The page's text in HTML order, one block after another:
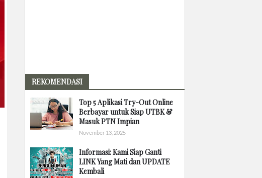
REKOMENDASI
Top 5 Aplikasi Try-Out Online
Berbayar untuk Siap UTBK &
Masuk PTN Impian
November 13, 2025
Informasi: Kami Siap Ganti
LINK Yang Mati dan UPDATE
Kembali